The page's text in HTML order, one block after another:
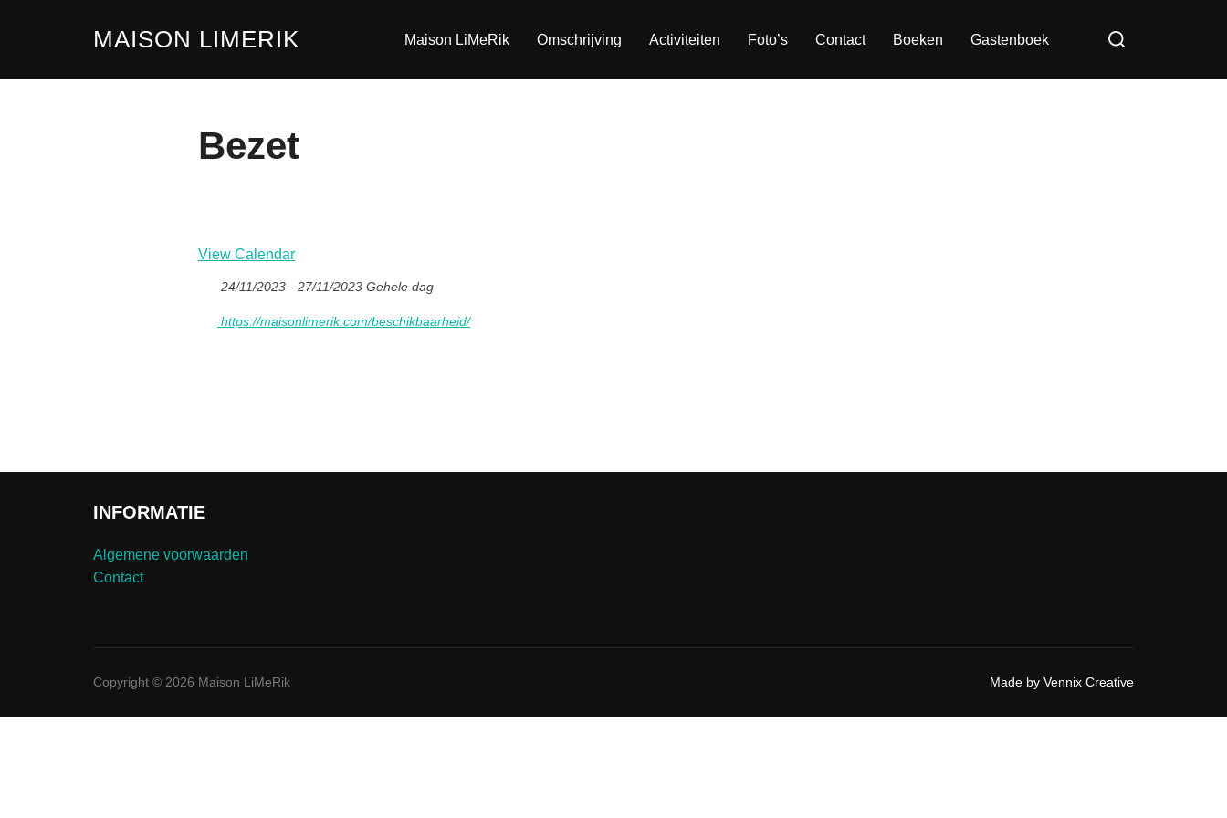
MAISON LIMERIK Maison LiMeRik Omschrijving Activiteiten Foto’s Contact Boeken Gastenboek
Zoek
Bezet
View Calendar
24/11/2023 - 27/11/2023 Gehele dag
https://maisonlimerik.com/beschikbaarheid/
INFORMATIE
Algemene voorwaarden
Contact
Copyright © 2026 Maison LiMeRik Made by Vennix Creative